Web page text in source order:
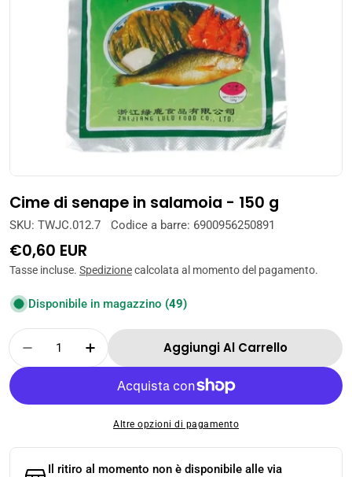
Apri supporto 0 in modalità modale
Cime di senape in salamoia - 150 g
SKU: TWJC.012.7 Codice a barre: 6900956250891
Prezzo
normale
€0,60 EUR
Tasse incluse. Spedizionecalcolata al momento del pagamento.
Disponibile in magazzino (49)
Quantità
Diminuisci La Quantità Per Cime Di Senape
Aumenta La Quantità Per Cime Di
Aggiungi Al Carrello
Altre opzioni di pagamento
Il ritiro al momento non è disponibile alle via